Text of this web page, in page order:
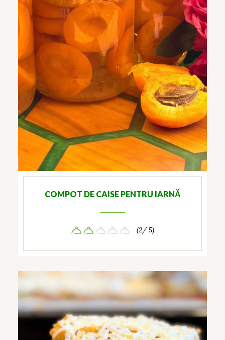
COMPOT DE CAISE PENTRU IARNĂ
(2/ 5)